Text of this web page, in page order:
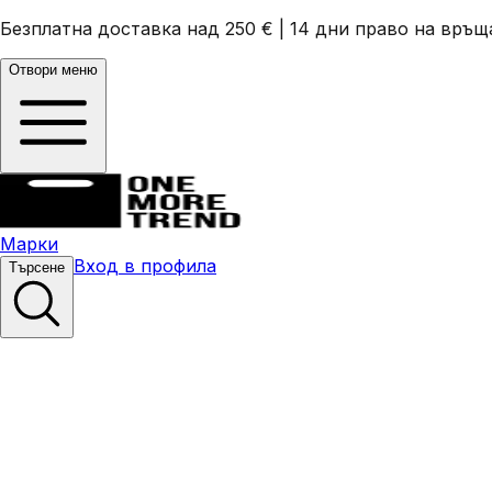
Безплатна доставка над 250 € 14 дни право на
Отвори меню
Марки
Търсене Вход в профила